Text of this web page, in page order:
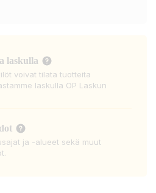
laskulla
voivat tilata tuotteita
laskulla OP Laskun
ja -alueet sekä muut